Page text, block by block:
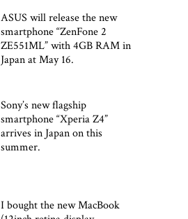
ASUS will release the new
smartphone “ZenFone 2
ZE551ML” with 4GB RAM in
Japan at May 16.
Sony’s new flagship
smartphone “Xperia Z4”
arrives in Japan on this
summer.
I bought the new MacBook